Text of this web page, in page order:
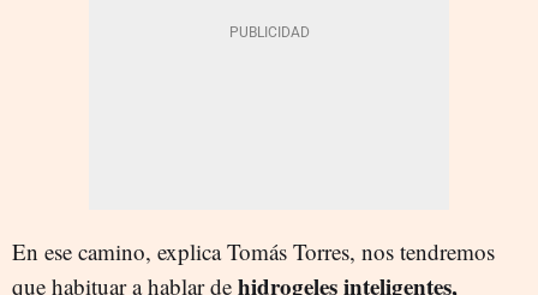
En ese camino, explica Tomás Torres, nos tendremos
que habituar a hablar de hidrogeles inteligentes,